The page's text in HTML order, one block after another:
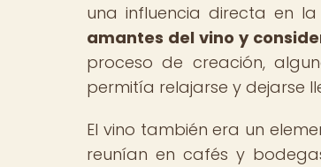
una influencia directa en
amantes del vino y
proceso de creación,
permitía relajarse y dejarse
El vino también era un
reunían en cafés y